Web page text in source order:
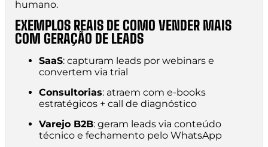
humano.
EXEMPLOS REAIS DE COMO VENDER MAIS
COM GERAÇÃO DE LEADS
SaaS: capturam leads por webinars e
convertem via trial
Consultorias: atraem com e-books
estratégicos + call de diagnóstico
Varejo B2B: geram leads via conteúdo
técnico e fechamento pelo WhatsApp